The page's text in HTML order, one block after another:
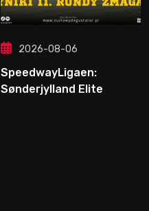
2026-08-06
SpeedwayLigaen:
Sønderjylland Elite